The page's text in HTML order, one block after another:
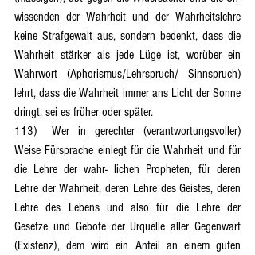
wissenden der Wahrheit und der Wahrheitslehre
keine Strafgewalt aus, sondern bedenkt, dass die
Wahrheit stärker als jede Lüge ist, worüber ein
Wahrwort (Aphorismus/Lehrspruch/ Sinnspruch)
lehrt, dass die Wahrheit immer ans Licht der Sonne
dringt, sei es früher oder später.
113)	Wer in gerechter (verantwortungsvoller)
Weise Fürsprache einlegt für die Wahrheit und für
die Lehre der wahr- lichen Propheten, für deren
Lehre der Wahrheit, deren Lehre des Geistes, deren
Lehre des Lebens und also für die Lehre der
Gesetze und Gebote der Urquelle aller Gegenwart
(Existenz), dem wird ein Anteil an einem guten